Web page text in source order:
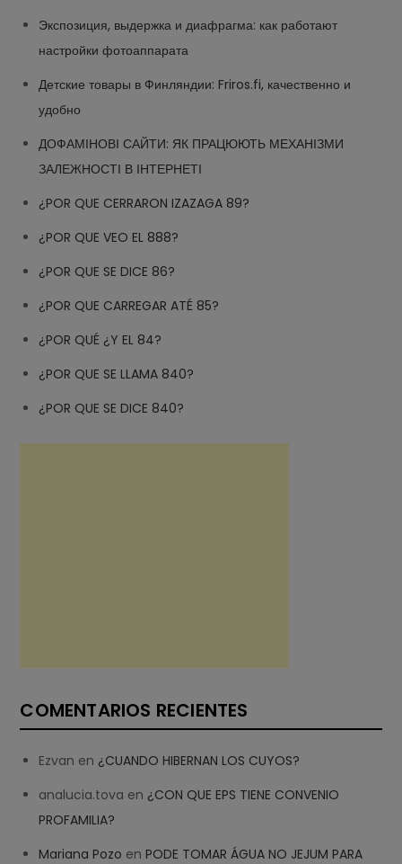
Экспозиция, выдержка и диафрагма: как работают
настройки фотоаппарата
Детские товары в Финляндии: Friros.fi, качественно и
удобно
ДОФАМІНОВІ САЙТИ: ЯК ПРАЦЮЮТЬ МЕХАНІЗМИ
ЗАЛЕЖНОСТІ В ІНТЕРНЕТІ
¿POR QUE CERRARON IZAZAGA 89?
¿POR QUE VEO EL 888?
¿POR QUE SE DICE 86?
¿POR QUE CARREGAR ATÉ 85?
¿POR QUÉ ¿Y EL 84?
¿POR QUE SE LLAMA 840?
¿POR QUE SE DICE 840?
COMENTARIOS RECIENTES
Ezvan en ¿CUANDO HIBERNAN LOS CUYOS?
analucia.tova en ¿CON QUE EPS TIENE CONVENIO
PROFAMILIA?
Mariana Pozo enPODE TOMAR ÁGUA NO JEJUM PARA